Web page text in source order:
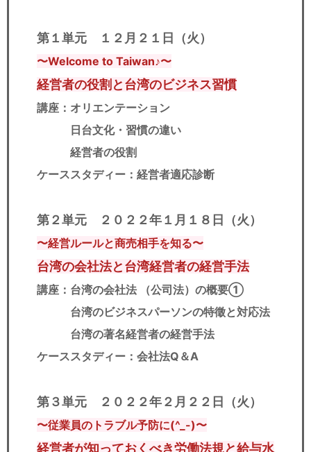
第１単元 １２月２１日（火）
〜Welcome to Taiwan♪〜
経営者の役割と台湾のビジネス習慣
講座：オリエンテーション
日台文化・習慣の違い
経営者の役割
ケーススタディー：経営者適応診断
第２単元 ２０２２年１月１８日（火）
〜経営ルールと商売相手を知る〜
台湾の会社法と台湾経営者の経営手法
講座：台湾の会社法 （公司法）の概要①
台湾のビジネスパーソンの特徵と対応法
台湾の著名経営者の経営手法
ケーススタディー：会社法Q＆A
第３単元 ２０２２年２月２２日（火）
〜従業員のトラブル予防に(^_-)〜
経営者が知っておくべき労働法規と給与水